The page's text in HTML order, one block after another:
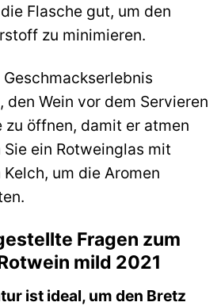
Flasche gut, um den
zu minimieren.
Wein vor dem Servieren
zu öffnen, damit er atmen
Sie ein Rotweinglas mit
um die Aromen
Fragen zum
mild 2021
ist ideal, um den Bretz